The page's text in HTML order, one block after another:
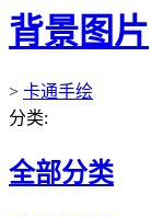
背景图片
> 卡通手绘
分类:
全部分类